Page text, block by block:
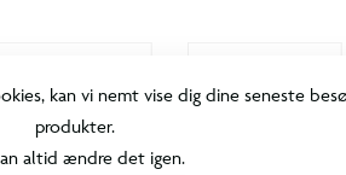
kan vi nemt vise dig dine seneste
produkter.
altid ændre det igen.